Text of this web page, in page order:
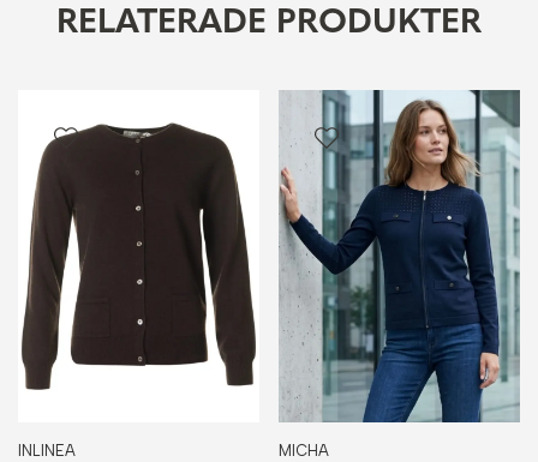
RELATERADE PRODUKTER
INLINEA MICHA